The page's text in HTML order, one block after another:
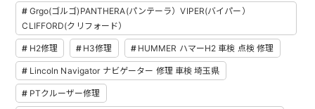
Grgo(ゴルゴ)PANTHERA(パンテーラ）VIPER(バイパー）
CLIFFORD(クリフォード）
H2修理 H3修理 HUMMER ハマーH2 車検 点検 修理
Lincoln Navigator ナビゲーター 修理 車検 埼玉県
PTクルーザー修理